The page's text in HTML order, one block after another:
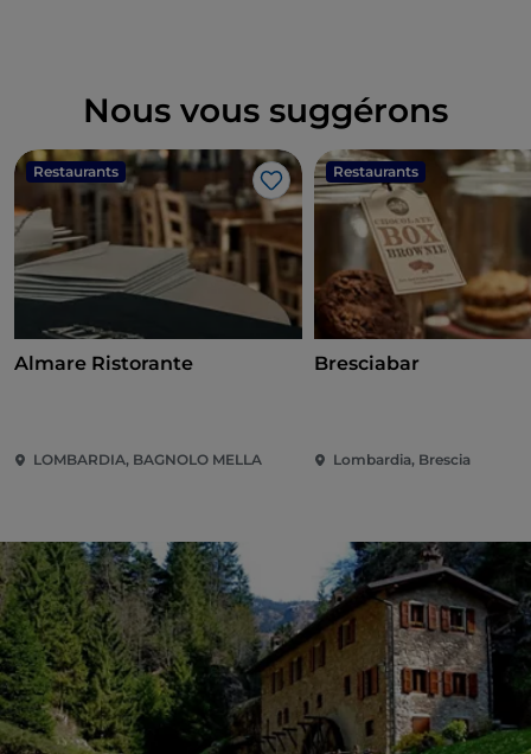
Nous vous suggérons
Restaurants
J’aime
Almare Ristorante
LOMBARDIA, BAGNOLO MELLA
Restaurants
Bresciabar
Lombardia, Brescia